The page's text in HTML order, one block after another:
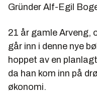
Gründer Alf-Egil
21 år gamle Arveng,
går inn i denne nye
hoppet av en
da han kom inn på
økonomi.